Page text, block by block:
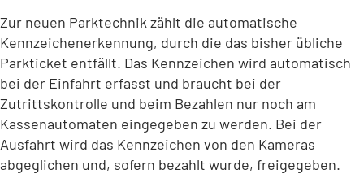
Zur neuen Parktechnik zählt die automatische
Kennzeichenerkennung, durch die das bisher übliche
Parkticket entfällt. Das Kennzeichen wird automatisch
bei der Einfahrt erfasst und braucht bei der
Zutrittskontrolle und beim Bezahlen nur noch am
Kassenautomaten eingegeben zu werden. Bei der
Ausfahrt wird das Kennzeichen von den Kameras
abgeglichen und, sofern bezahlt wurde, freigegeben.